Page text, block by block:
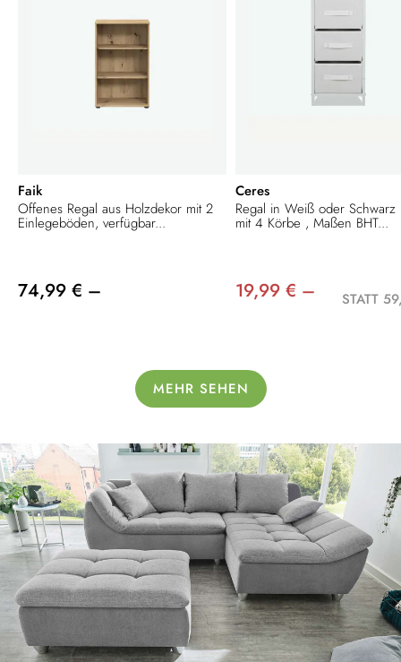
Faik
Offenes Regal aus Holzdekor mit 2
Einlegeböden, verfügbar...
74,99 € –
Ceres
Regal in Weiß oder Schwarz
mit 4 Körbe , Maßen BHT...
19,99 € – STATT
MEHR SEHEN